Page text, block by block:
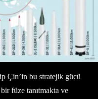
Çin’in bu stratejik gücü
füze tanıtmakta ve